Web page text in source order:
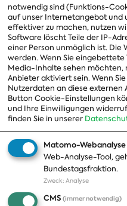
Themen
notwendig sind (Funktions-
auf unser Internetangebot und
effektiver zu machen, nutzen
Software löscht Teile der IP-
einer Person unmöglich ist. Die
werden. Wenn Sie
Media-Inhalte sehen möchten,
Anbieter aktiviert sein. Wenn
Nutzerdaten an diese
Button Cookie-Einstellungen
und Ihre Einwilligungen
finden Sie in unserer
Matomo-Webanalyse
Web-Analyse-Tool,
Bundestagsfraktion.
Zweck: Analyse
CMS (immer notwendig)